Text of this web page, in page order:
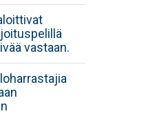
vastaan.